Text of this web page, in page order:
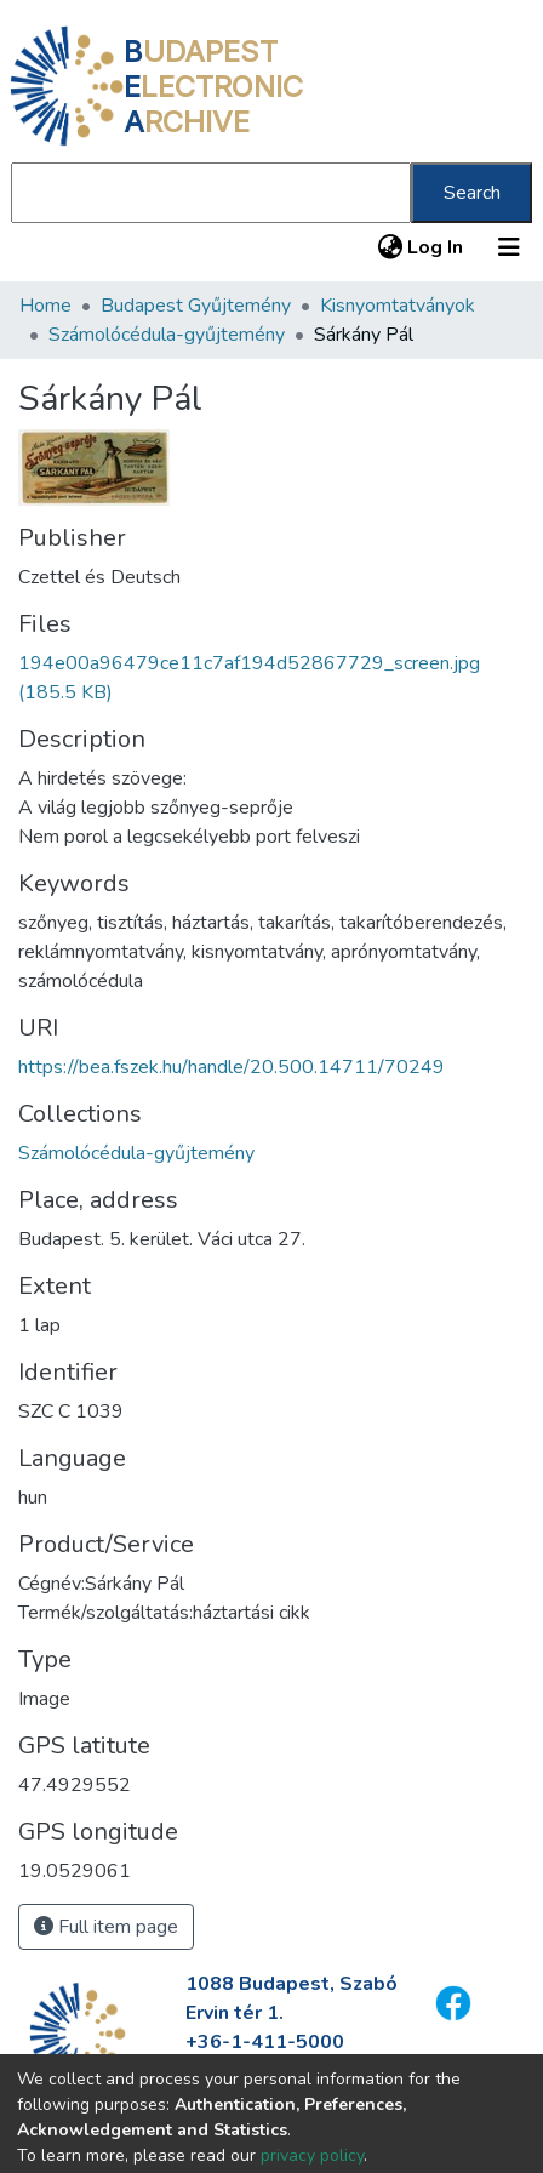
BUDAPEST
ELECTRONIC
ARCHIVE
Search
Log In (current)
Communities & Collections
Statistics
About us
Home Budapest Gyűjtemény
Kisnyomtatványok
Számolócédula-gyűjtemény
Sárkány Pál
Sárkány Pál
Publisher
Czettel és Deutsch
Files
194e00a96479ce11c7af194d52867729_screen.jpg
(185.5 KB)
Description
A hirdetés szövege:
A világ legjobb szőnyeg-seprője
Nem porol a legcsekélyebb port felveszi
Keywords
szőnyeg, tisztítás, háztartás, takarítás, takarítóberendezés,
reklámnyomtatvány, kisnyomtatvány, aprónyomtatvány,
számolócédula
URI
https://bea.fszek.hu/handle/20.500.14711/70249
Collections
Számolócédula-gyűjtemény
Place, address
Budapest. 5. kerület. Váci utca 27.
Extent
1 lap
Identifier
SZC C 1039
Language
hun
Product/Service
Cégnév:Sárkány Pál
Termék/szolgáltatás:háztartási cikk
Type
Image
GPS latitute
47.4929552
GPS longitude
19.0529061
Full item page
1088 Budapest, Szabó
Ervin tér 1.
+36-1-411-5000
info@fszek.hu
https://fszek.hu
We collect and process your personal information for the
following purposes: Authentication, Preferences,
Acknowledgement and Statistics.
To learn more, please read our privacy policy.